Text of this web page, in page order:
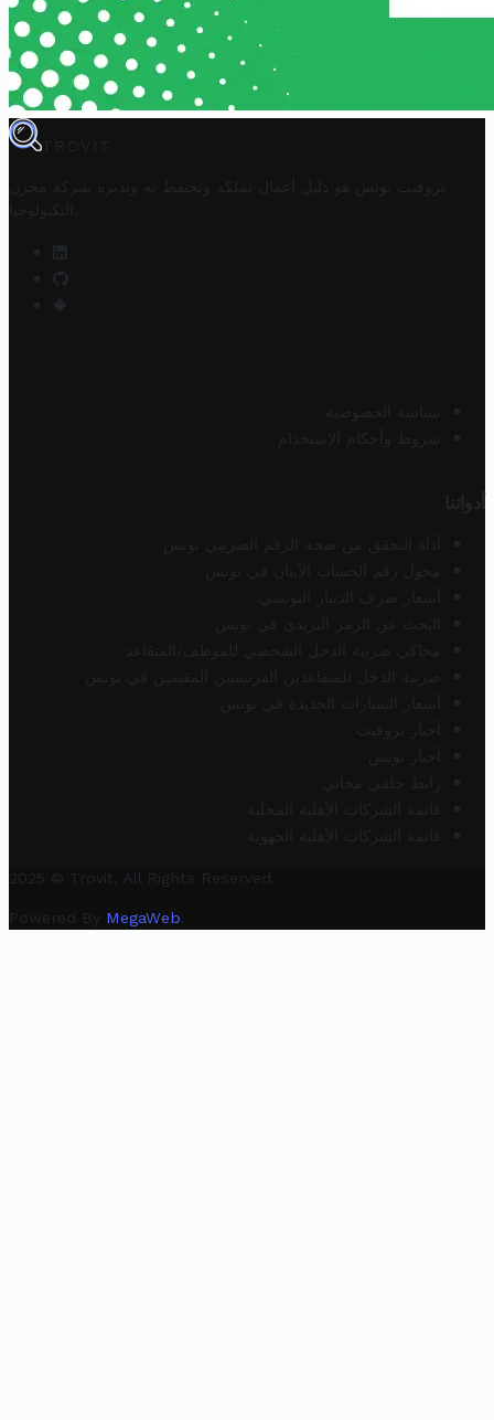
TROVIT
تروفيت تونس هو دليل أعمال تملكه وتحتفظ به وتديره
شركة مخزن
التكنولوجيا
سياسة الخصوصية
شروط وأحكام الاستخدام
أدواتنا
أداة التحقق من صحة الرقم الضريبي تونس
محول رقم الحساب الآيبان في تونس
أسعار صرف الدينار التونسي
البحث عن الرمز البريدي في تونس
محاكي ضريبة الدخل الشخصي للموظف/المتقاعد
ضريبة الدخل للمتقاعدين الفرنسيين المقيمين في تونس
أسعار السيارات الجديدة في تونس
أخبار تروفيت
أخبار تونس
رابط خلفي مجاني
قائمة الشركات الأهلية المحلية
قائمة الشركات الأهلية الجهوية
2025 © Trovit. All Rights Reserved.
Powered By MegaWeb